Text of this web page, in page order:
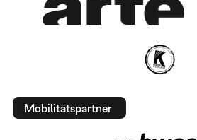
Mobilitätspartner